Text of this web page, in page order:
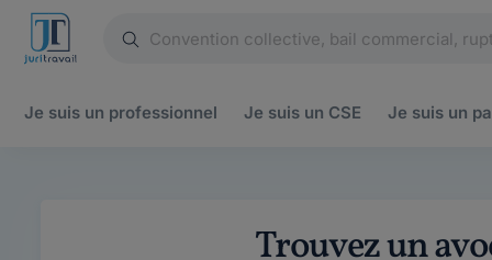
Je suis un professionnel Je suis un CSE Je suis un
Trouvez un